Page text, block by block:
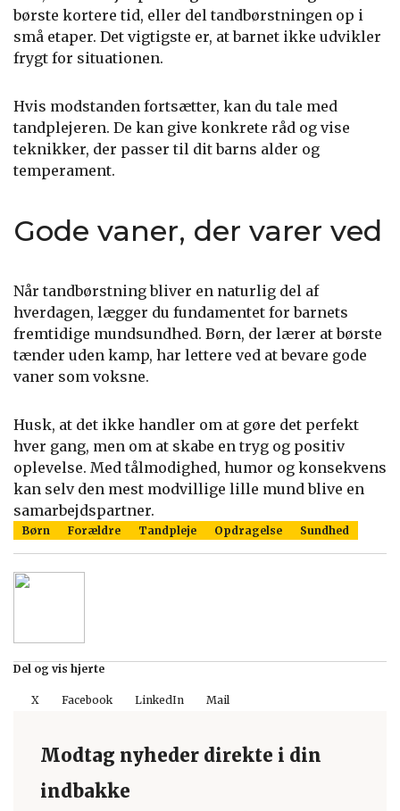
børste kortere tid, eller del tandbørstningen op i
små etaper. Det vigtigste er, at barnet ikke udvikler
frygt for situationen.
Hvis modstanden fortsætter, kan du tale med
tandplejeren. De kan give konkrete råd og vise
teknikker, der passer til dit barns alder og
temperament.
Gode vaner, der varer ved
Når tandbørstning bliver en naturlig del af
hverdagen, lægger du fundamentet for barnets
fremtidige mundsundhed. Børn, der lærer at børste
tænder uden kamp, har lettere ved at bevare gode
vaner som voksne.
Husk, at det ikke handler om at gøre det perfekt
hver gang, men om at skabe en tryg og positiv
oplevelse. Med tålmodighed, humor og konsekvens
kan selv den mest modvillige lille mund blive en
samarbejdspartner.
Børn Forældre Tandpleje Opdragelse Sundhed
Del og vis hjerte
X Facebook LinkedIn Mail
Modtag nyheder direkte i din
indbakke